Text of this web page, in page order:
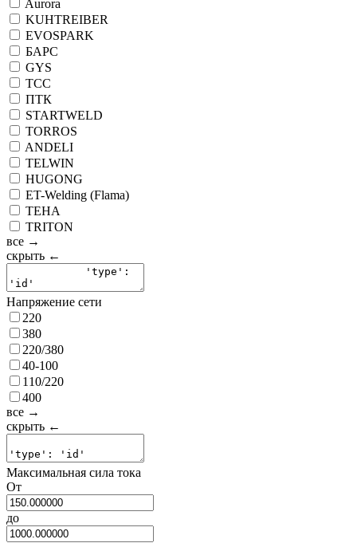
Aurora
KUHTREIBER
EVOSPARK
БАРС
GYS
ТСС
ПТК
STARTWELD
TORROS
ANDELI
TELWIN
HUGONG
ET-Welding (Flama)
ТЕНА
TRITON
все →
скрыть ←
Напряжение сети
220
380
220/380
40-100
110/220
400
все →
скрыть ←
Максимальная сила тока
От
до